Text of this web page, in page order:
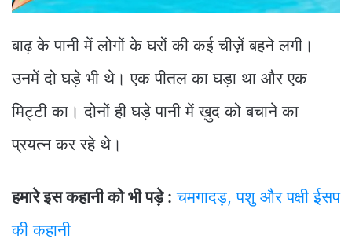
बाढ़ के पानी में लोगों के घरों की कई चीज़ें बहने लगी।
उनमें दो घड़े भी थे। एक पीतल का घड़ा था और एक
मिट्टी का। दोनों ही घड़े पानी में ख़ुद को बचाने का
प्रयत्न कर रहे थे।
हमारे इस कहानी को भी पड़े : चमगादड़, पशु और पक्षी ईसप
की कहानी